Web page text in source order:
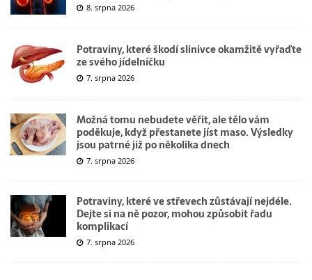
8. srpna 2026
Potraviny, které škodí slinivce okamžitě vyřaďte
ze svého jídelníčku
7. srpna 2026
Možná tomu nebudete věřit, ale tělo vám
poděkuje, když přestanete jíst maso. Výsledky
jsou patrné již po několika dnech
7. srpna 2026
Potraviny, které ve střevech zůstávají nejdéle.
Dejte si na ně pozor, mohou způsobit řadu
komplikací
7. srpna 2026